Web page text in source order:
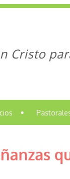
Cristo
•